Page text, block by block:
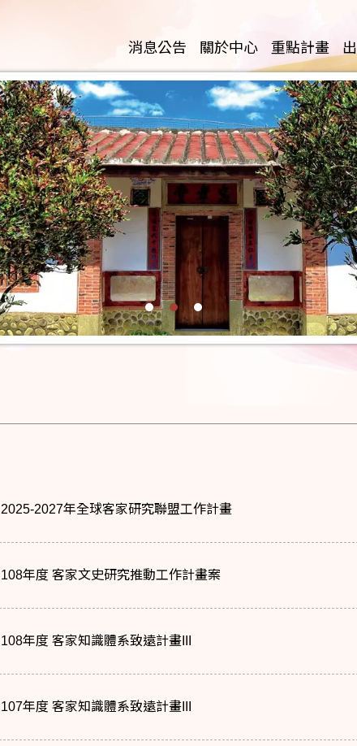
消息公告 關於中心 重點計畫
2025-2027年全球客家研究聯盟工作計畫
108年度 客家文史研究推動工作計畫案
108年度 客家知識體系致遠計畫III
107年度 客家知識體系致遠計畫III